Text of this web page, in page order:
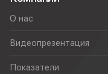
О нас
Видеопрезентация
Показатели